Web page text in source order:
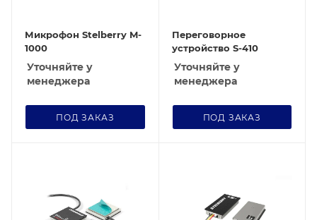
Микрофон Stelberry M-
1000
Уточняйте у
менеджера
ПОД ЗАКАЗ
Переговорное
устройство S-410
Уточняйте у
менеджера
ПОД ЗАКАЗ